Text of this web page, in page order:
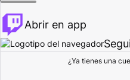
Explorar
Abrir en app
¿Ya tienes una